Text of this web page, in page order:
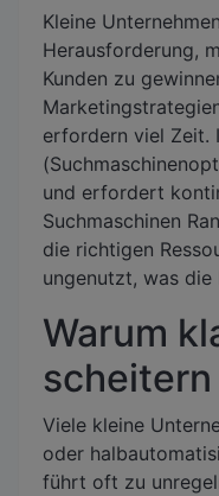
Kleine
Herausforderung,
Kunden zu
erfordern viel Zeit.
und erfordert
Suchmaschinen
die richtigen
ungenutzt, was
Warum
scheitern
Viele kleine
oder
führt oft zu